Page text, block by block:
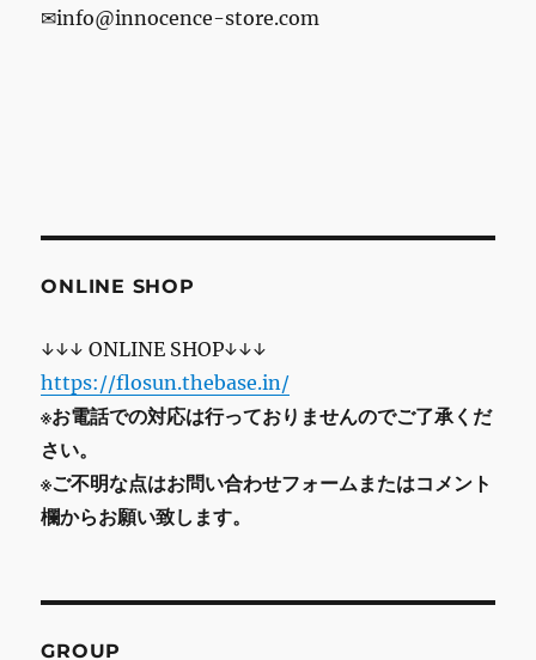
✉info@innocence-store.com
ONLINE SHOP
↓↓↓ ONLINE SHOP↓↓↓
https://flosun.thebase.in/
※お電話での対応は行っておりませんのでご了承くだ
さい。
※ご不明な点はお問い合わせフォームまたはコメント
欄からお願い致します。
GROUP